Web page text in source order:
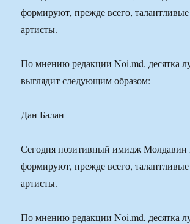
формируют, прежде всего,
артисты.
По мнению редакции Noi.md, десятка
выглядит следующим образом:
Дан Балан
Сегодня позитивный имидж Молдавии
формируют, прежде всего,
артисты.
По мнению редакции Noi.md, десятка